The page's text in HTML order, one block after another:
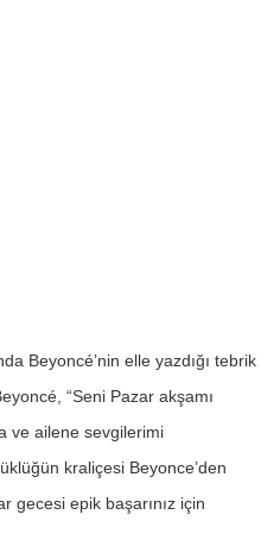
Beyoncé’nin elle yazdığı tebrik
“Seni Pazar akşamı
ve ailene sevgilerimi
kraliçesi Beyonce’den
gecesi epik başarınız için